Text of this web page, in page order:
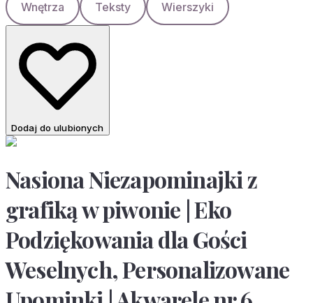
Wnętrza Teksty Wierszyki
Dodaj do ulubionych
Nasiona Niezapominajki z
grafiką w piwonie | Eko
Podziękowania dla Gości
Weselnych, Personalizowane